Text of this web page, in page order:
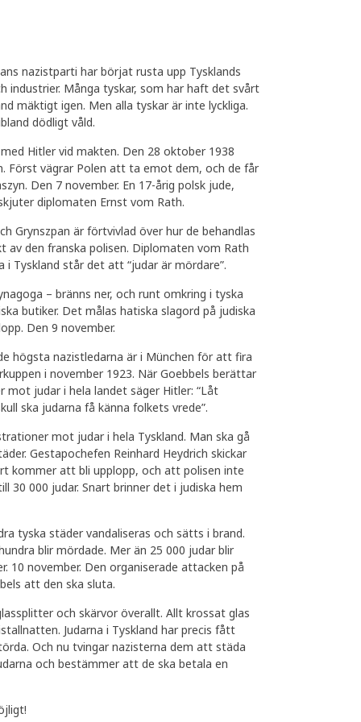
nazistparti har börjat rusta upp Tysklands
industrier. Många tyskar, som har haft det svårt
mäktigt igen. Men alla tyskar är inte lyckliga.
dödligt våld.
Hitler vid makten. Den 28 oktober 1938
Först vägrar Polen att ta emot dem, och de får
Den 7 november. En 17-årig polsk jude,
diplomaten Ernst vom Rath.
Grynszpan är förtvivlad över hur de behandlas
av den franska polisen. Diplomaten vom Rath
Tyskland står det att “judar är mördare”.
– bränns ner, och runt omkring i tyska
butiker. Det målas hatiska slagord på judiska
Den 9 november.
högsta nazistledarna är i München för att fira
i november 1923. När Goebbels berättar
judar i hela landet säger Hitler: “Låt
ska judarna få känna folkets vrede”.
mot judar i hela Tyskland. Man ska gå
Gestapochefen Reinhard Heydrich skickar
kommer att bli upplopp, och att polisen inte
30 000 judar. Snart brinner det i judiska hem
tyska städer vandaliseras och sätts i brand.
blir mördade. Mer än 25 000 judar blir
10 november. Den organiserade attacken på
att den ska sluta.
och skärvor överallt. Allt krossat glas
Judarna i Tyskland har precis fått
Och nu tvingar nazisterna dem att städa
och bestämmer att de ska betala en